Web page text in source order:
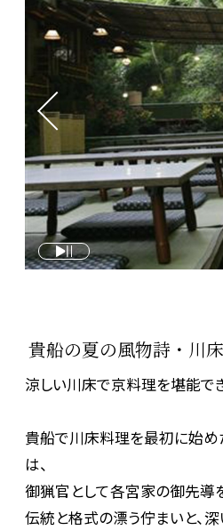
貴船の夏の風物詩・川
涼しい川床で京料理を堪能で
貴船で川床料理を最初に始め
は、
御猟官として各宮家の御先導
伝統と格式の漂う佇まいと、